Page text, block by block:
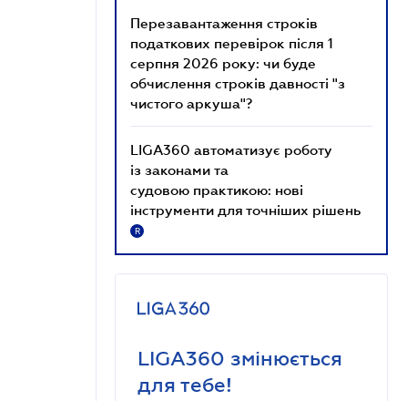
Перезавантаження строків
податкових перевірок після 1
серпня 2026 року: чи буде
обчислення строків давності "з
чистого аркуша"?
LIGA360 автоматизує роботу
із законами та
судовою практикою: нові
інструменти для точніших рішень
R
LIGA360 змінюється
для тебе!